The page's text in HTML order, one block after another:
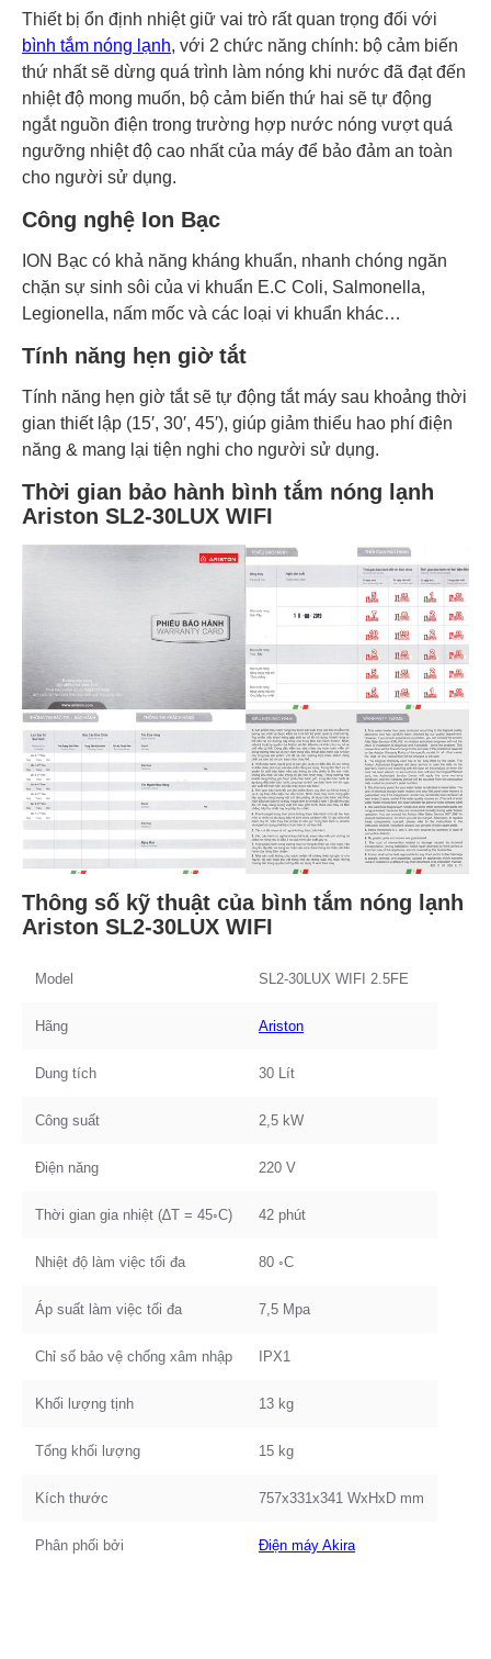
Thiết bị ổn định nhiệt giữ vai trò rất quan trọng đối với
bình tắm nóng lạnh, với 2 chức năng chính: bộ cảm biến
thứ nhất sẽ dừng quá trình làm nóng khi nước đã đạt đến
nhiệt độ mong muốn, bộ cảm biến thứ hai sẽ tự động
ngắt nguồn điện trong trường hợp nước nóng vượt quá
ngưỡng nhiệt độ cao nhất của máy để bảo đảm an toàn
cho người sử dụng.
Công nghệ Ion Bạc
ION Bạc có khả năng kháng khuẩn, nhanh chóng ngăn
chặn sự sinh sôi của vi khuẩn E.C Coli, Salmonella,
Legionella, nấm mốc và các loại vi khuẩn khác…
Tính năng hẹn giờ tắt
Tính năng hẹn giờ tắt sẽ tự động tắt máy sau khoảng thời
gian thiết lập (15′, 30′, 45′), giúp giảm thiểu hao phí điện
năng & mang lại tiện nghi cho người sử dụng.
Thời gian bảo hành bình tắm nóng lạnh
Ariston SL2-30LUX WIFI
Thông số kỹ thuật của bình tắm nóng lạnh
Ariston SL2-30LUX WIFI
Model SL2-30LUX WIFI 2.5FE
Hãng Ariston
Dung tích 30 Lít
Công suất 2,5 kW
Điện năng 220 V
Thời gian gia nhiệt (∆T = 45◦C) 42 phút
Nhiệt độ làm việc tối đa 80 ◦C
Áp suất làm việc tối đa 7,5 Mpa
Chỉ số bảo vệ chống xâm nhập IPX1
Khối lượng tịnh 13 kg
Tổng khối lượng 15 kg
Kích thước 757x331x341 WxHxD mm
Phân phối bởi Điện máy Akira